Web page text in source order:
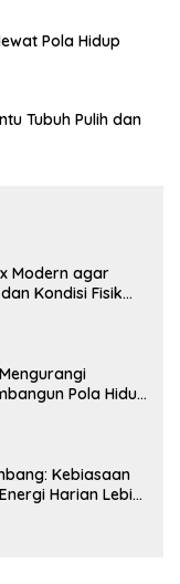
Pola Hidup
Tubuh Pulih dan
Modern agar
Kondisi Fisik
Pola Hidup
Kebiasaan
Harian Lebih